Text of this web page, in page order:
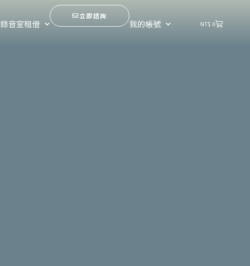
錄音室租借
立即諮詢
我的帳號 NT$ 0購
物